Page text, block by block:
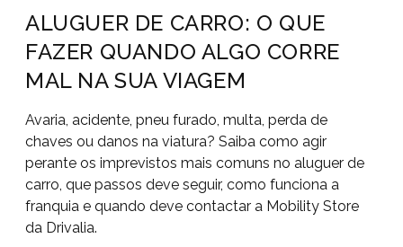
ALUGUER DE CARRO: O QUE
FAZER QUANDO ALGO CORRE
MAL NA SUA VIAGEM
Avaria, acidente, pneu furado, multa, perda de
chaves ou danos na viatura? Saiba como agir
perante os imprevistos mais comuns no aluguer de
carro, que passos deve seguir, como funciona a
franquia e quando deve contactar a Mobility Store
da Drivalia.